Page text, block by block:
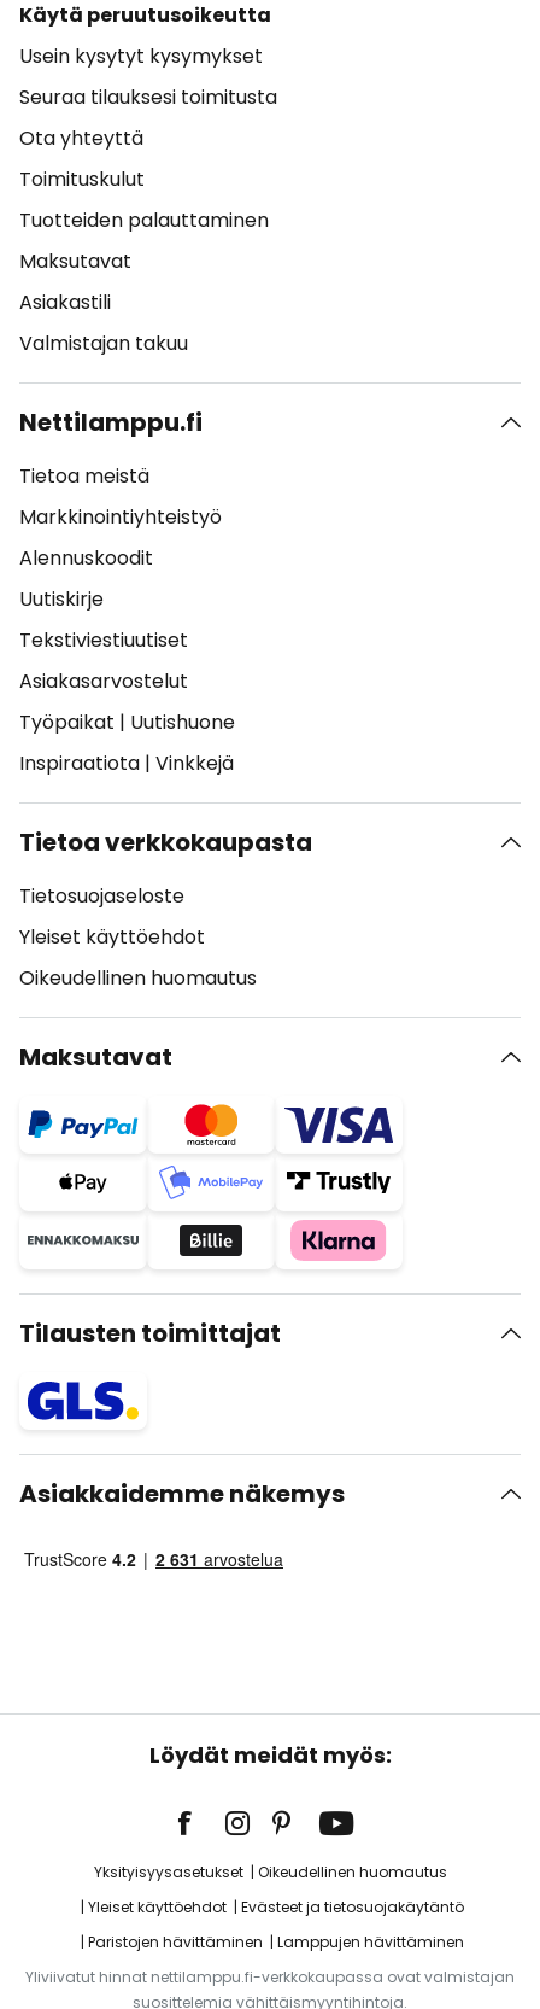
Käytä peruutusoikeutta
Usein kysytyt kysymykset
Seuraa tilauksesi toimitusta
Ota yhteyttä
Toimituskulut
Tuotteiden palauttaminen
Maksutavat
Asiakastili
Valmistajan takuu
Nettilamppu.fi
Tietoa meistä
Markkinointiyhteistyö
Alennuskoodit
Uutiskirje
Tekstiviestiuutiset
Asiakasarvostelut
Työpaikat | Uutishuone
Inspiraatiota | Vinkkejä
Tietoa verkkokaupasta
Tietosuojaseloste
Yleiset käyttöehdot
Oikeudellinen huomautus
Maksutavat
Tilausten toimittajat
Asiakkaidemme näkemys
Löydät meidät myös:
Yksityisyysasetukset
Oikeudellinen huomautus
Yleiset käyttöehdot
Evästeet ja tietosuojakäytäntö
Paristojen hävittäminen
Lamppujen hävittäminen
Yliviivatut hinnat nettilamppu.fi-verkkokaupassa ovat valmistajan
suosittelemia vähittäismyyntihintoja.